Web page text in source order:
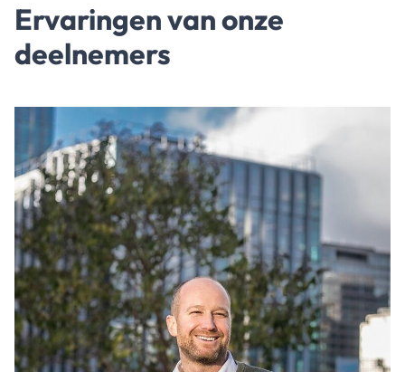
Ervaringen van onze
deelnemers